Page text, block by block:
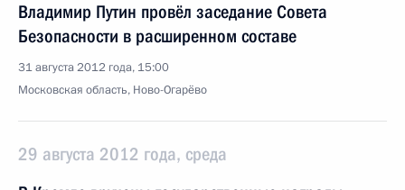
Владимир Путин провёл заседание Совета
Безопасности в расширенном составе
31 августа 2012 года, 15:00
Московская область, Ново-Огарёво
29 августа 2012 года, среда